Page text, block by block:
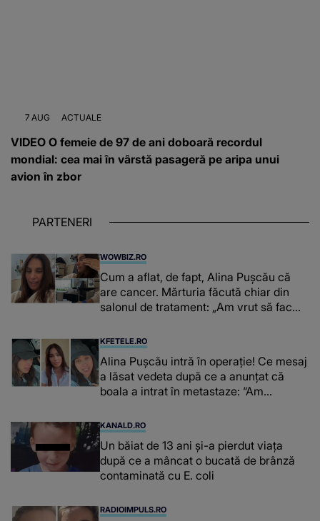
7 AUG ACTUALE
VIDEO O femeie de 97 de ani doboară recordul
mondial: cea mai în vârstă pasageră pe aripa unui
avion în zbor
PARTENERI
WOWBIZ.RO
Cum a aflat, de fapt, Alina Pușcău că
are cancer. Mărturia făcută chiar din
salonul de tratament: „Am vrut să fac
înțepe sânul”
KFETELE.RO
Alina Pușcău intră în operație! Ce mesaj
a lăsat vedeta după ce a anunțat că
boala a intrat în metastaze: “Am
KANALD.RO
Un băiat de 13 ani și-a pierdut viața
după ce a mâncat o bucată de brânză
contaminată cu E. coli
RADIOIMPULS.RO